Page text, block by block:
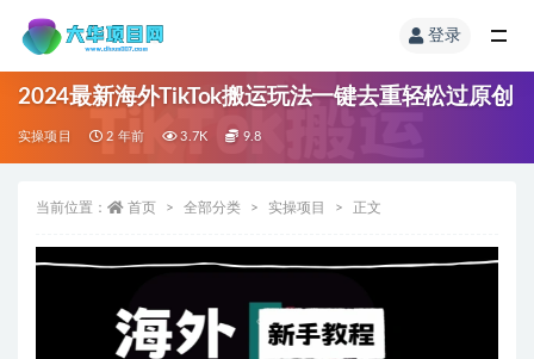
登录
2024最新海外TikTok搬运玩法一键去重轻松过原创
实操项目 2 年前 3.7K 9.8
当前位置： 首页 全部分类 实操项目 正文